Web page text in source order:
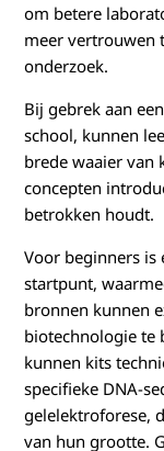
om betere
meer vertrouwen
onderzoek.
Bij gebrek aan
school, kunnen
brede waaier van
concepten
betrokken houdt.
Voor beginners is
startpunt,
bronnen kunnen
biotechnologie te
kunnen kits
specifieke DNA-
gelelektroforese,
van hun grootte.